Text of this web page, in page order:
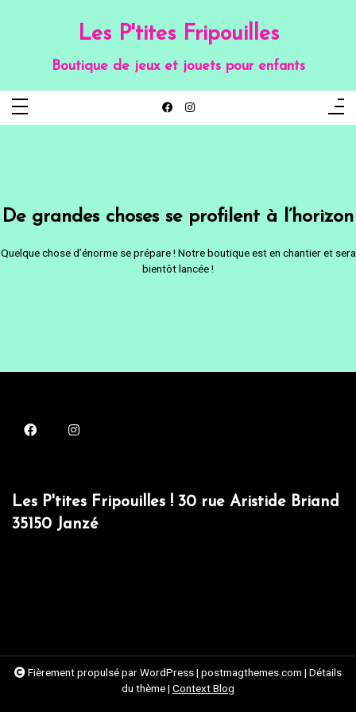
Les P'tites Fripouilles
Boutique de jeux et jouets pour enfants
De grandes choses se profilent à l’horizon
Quelque chose d’énorme se prépare ! Notre boutique est en chantier et sera
bientôt lancée !
Les P'tites Fripouilles ! 30 rue Aristide Briand
35150 Janzé
Fièrement propulsé par WordPress| postmagthemes.com | Détails
du thème| Context Blog